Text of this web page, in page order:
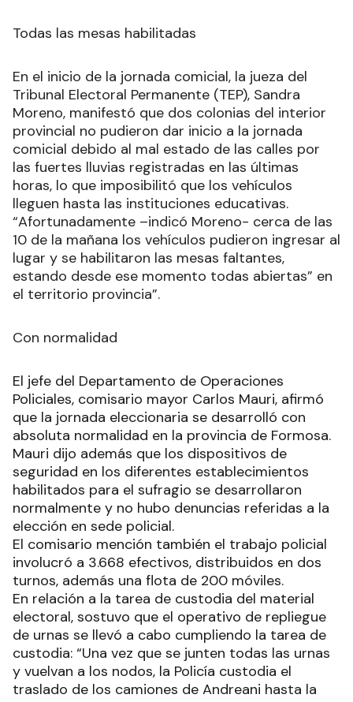
Todas las mesas habilitadas
En el inicio de la jornada comicial, la jueza del
Tribunal Electoral Permanente (TEP), Sandra
Moreno, manifestó que dos colonias del interior
provincial no pudieron dar inicio a la jornada
comicial debido al mal estado de las calles por
las fuertes lluvias registradas en las últimas
horas, lo que imposibilitó que los vehículos
lleguen hasta las instituciones educativas.
“Afortunadamente –indicó Moreno- cerca de las
10 de la mañana los vehículos pudieron ingresar al
lugar y se habilitaron las mesas faltantes,
estando desde ese momento todas abiertas” en
el territorio provincia”.
Con normalidad
El jefe del Departamento de Operaciones
Policiales, comisario mayor Carlos Mauri, afirmó
que la jornada eleccionaria se desarrolló con
absoluta normalidad en la provincia de Formosa.
Mauri dijo además que los dispositivos de
seguridad en los diferentes establecimientos
habilitados para el sufragio se desarrollaron
normalmente y no hubo denuncias referidas a la
elección en sede policial.
El comisario mención también el trabajo policial
involucró a 3.668 efectivos, distribuidos en dos
turnos, además una flota de 200 móviles.
En relación a la tarea de custodia del material
electoral, sostuvo que el operativo de repliegue
de urnas se llevó a cabo cumpliendo la tarea de
custodia: “Una vez que se junten todas las urnas
y vuelvan a los nodos, la Policía custodia el
traslado de los camiones de Andreani hasta la